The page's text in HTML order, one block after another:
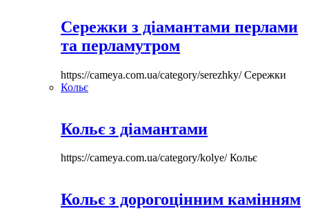
Сережки з діамантами перлами
та перламутром
https://cameya.com.ua/category/serezhky/Сережки
Кольє
Кольє з діамантами
https://cameya.com.ua/category/kolye/Кольє
Кольє з дорогоцінним камінням